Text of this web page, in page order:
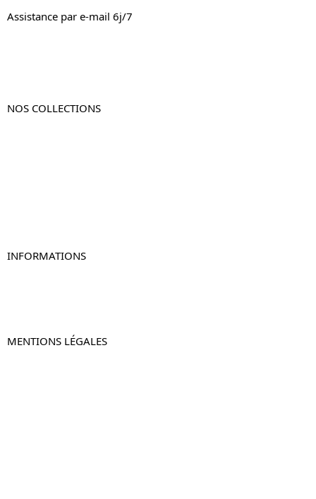
Assistance par e-mail 6j/7
NOS COLLECTIONS
INFORMATIONS
MENTIONS LÉGALES